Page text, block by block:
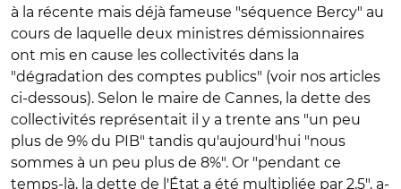
à la récente mais déjà fameuse "séquence Bercy" au
cours de laquelle deux ministres démissionnaires
ont mis en cause les collectivités dans la
"dégradation des comptes publics" (voir nos articles
ci-dessous). Selon le maire de Cannes, la dette des
collectivités représentait il y a trente ans "un peu
plus de 9% du PIB" tandis qu'aujourd'hui "nous
sommes à un peu plus de 8%". Or "pendant ce
temps-là, la dette de l'État a été multipliée par 2,5", a-